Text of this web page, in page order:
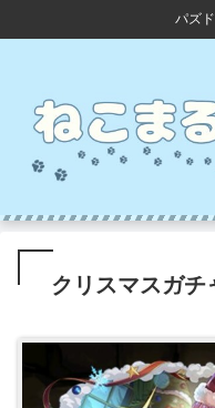
パズ
クリスマスガチ